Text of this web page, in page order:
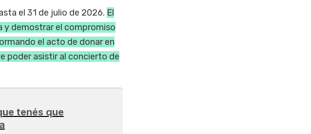
el 31 de julio de 2026. El
y demostrar el compromiso
el acto de donar en
poder asistir al concierto de
tenés que